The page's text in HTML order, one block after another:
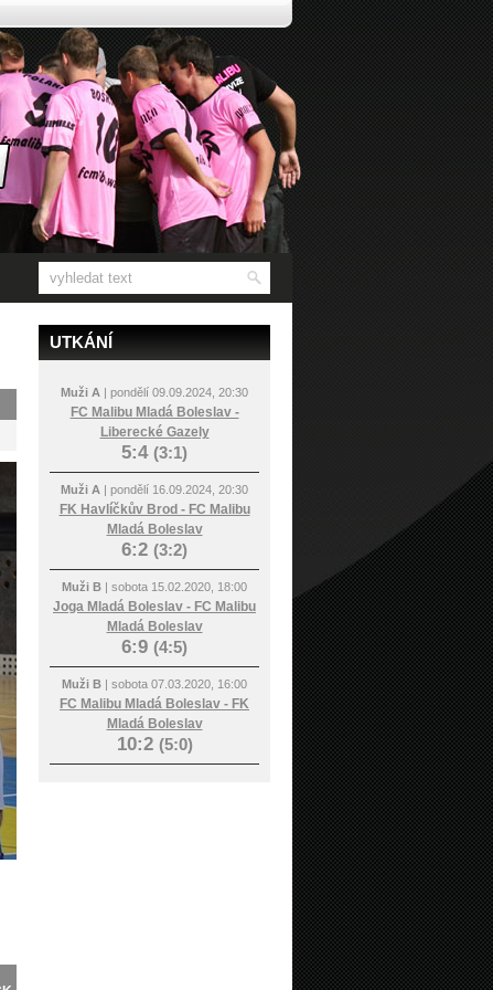
UTKÁNÍ
Muži A | pondělí 09.09.2024, 20:30
FC Malibu Mladá Boleslav -
Liberecké Gazely
5:4 (3:1)
Muži A | pondělí 16.09.2024, 20:30
FK Havlíčkův Brod - FC Malibu
Mladá Boleslav
6:2 (3:2)
Muži B | sobota 15.02.2020, 18:00
Joga Mladá Boleslav - FC Malibu
Mladá Boleslav
6:9 (4:5)
Muži B | sobota 07.03.2020, 16:00
FC Malibu Mladá Boleslav - FK
Mladá Boleslav
10:2 (5:0)